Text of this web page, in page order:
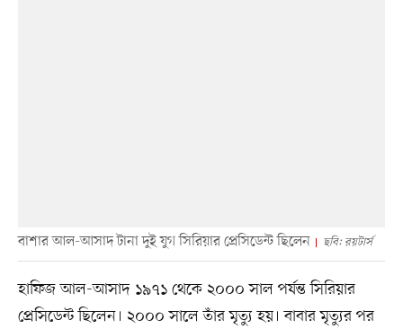
বাশার আল-আসাদ টানা দুই যুগ সিরিয়ার প্রেসিডেন্ট ছিলেন ছবি: রয়টার্স
হাফিজ আল-আসাদ ১৯৭১ থেকে ২০০০ সাল পর্যন্ত সিরিয়ার
প্রেসিডেন্ট ছিলেন। ২০০০ সালে তাঁর মৃত্যু হয়। বাবার মৃত্যুর পর